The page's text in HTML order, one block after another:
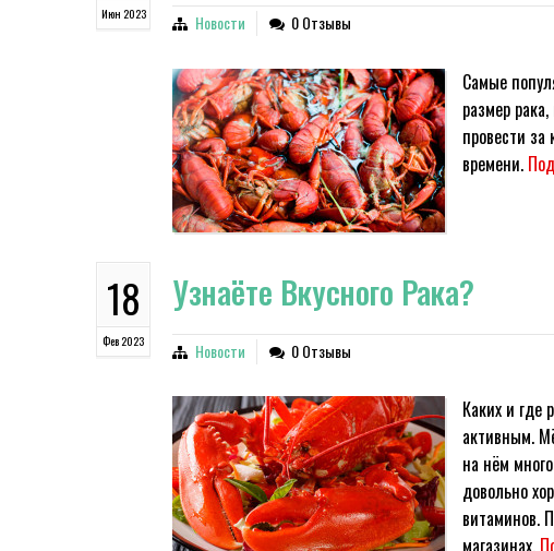
Июн 2023 Новости 0 Отзывы
Самые
размер
провести за
времени.
18
Фев 2023
Узнаёте Вкусного Рака?
Новости 0 Отзывы
Каких и где
активным.
на нём
довольно
витаминов.